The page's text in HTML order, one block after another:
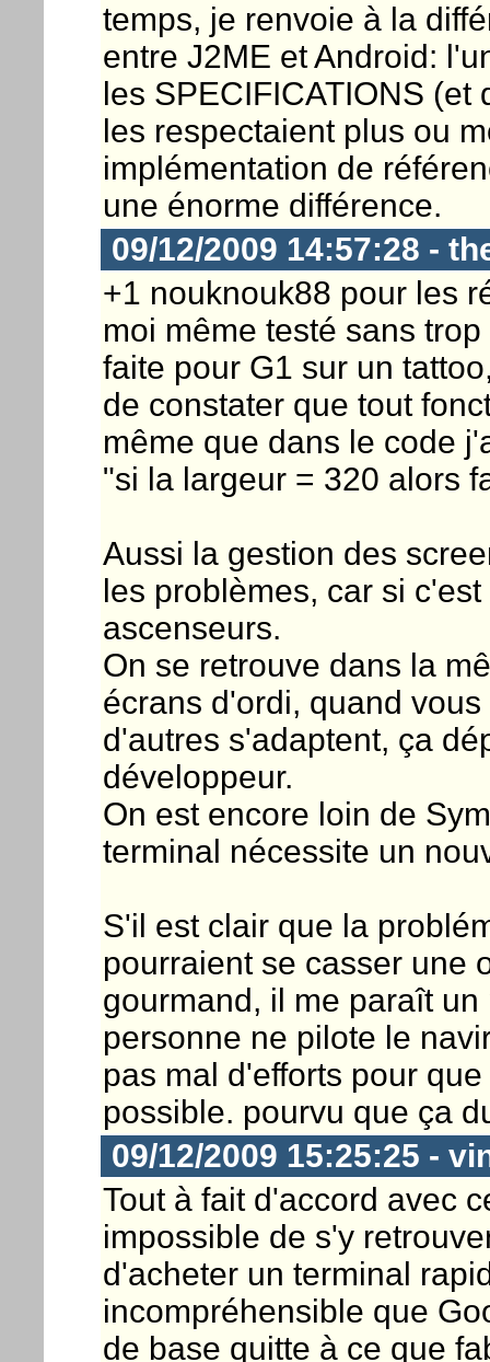
temps, je renvoie à la
entre J2ME et Android:
les SPECIFICATIONS
les respectaient plus ou
implémentation de
une énorme différence.
09/12/2009 14:57:28 -
+1 nouknouk88 pour les
moi même testé sans
faite pour G1 sur un
de constater que tout
même que dans le code
"si la largeur = 320 alors
Aussi la gestion des
les problèmes, car si
ascenseurs.
On se retrouve dans la
écrans d'ordi, quand
d'autres s'adaptent, ça
développeur.
On est encore loin de
terminal nécessite un
S'il est clair que la
pourraient se casser une
gourmand, il me paraît
personne ne pilote le
pas mal d'efforts pour
possible. pourvu que ça
09/12/2009 15:25:25 -
Tout à fait d'accord avec
impossible de s'y
d'acheter un terminal
incompréhensible que
de base quitte à ce que